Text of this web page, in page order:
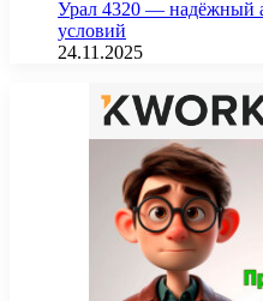
Урал 4320 — надёжный
условий
24.11.2025